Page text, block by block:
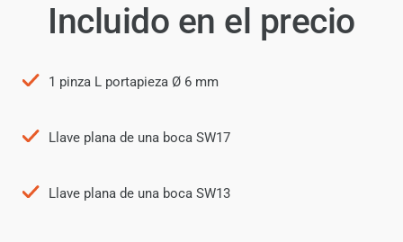
Incluido en el precio
1 pinza L portapieza Ø 6 mm
Llave plana de una boca SW17
Llave plana de una boca SW13